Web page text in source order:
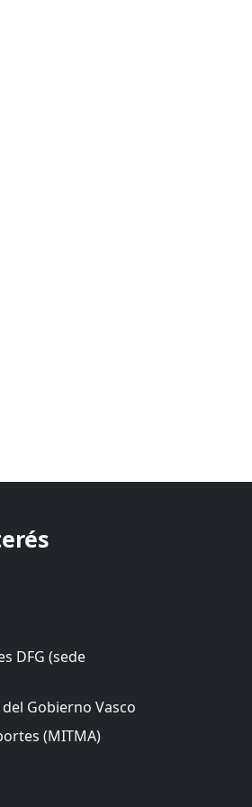
DFG (sede
Gobierno Vasco
(MITMA)